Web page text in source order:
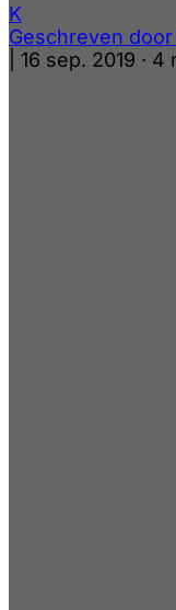
K
Geschreven door
16 sep. 2019 · 4